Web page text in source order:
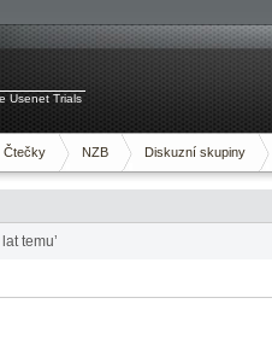
Usenet Trials
Čtečky NZB Diskuzní skupiny
temu’